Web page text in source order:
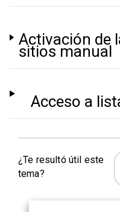
Activación de
sitios manual
Acceso a
¿Te resultó útil este
tema?